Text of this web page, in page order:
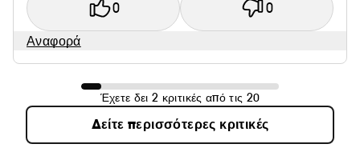
0 0
Αναφορά
Έχετε δει 2 κριτικές από τις 20
Δείτε περισσότερες κριτικές